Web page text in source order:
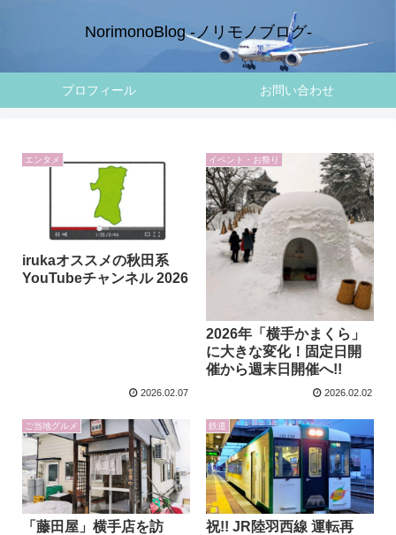
NorimonoBlog -ノリモノブログ-
プロフィール お問い合わせ
エンタメ
irukaオススメの秋田系
YouTubeチャンネル 2026
2026.02.07
イベント・お祭り
2026年「横手かまくら」
に大きな変化！固定日開
催から週末日開催へ!!
2026.02.02
ご当地グルメ
「藤田屋」横手店を訪
鉄道
祝!! JR陸羽西線 運転再